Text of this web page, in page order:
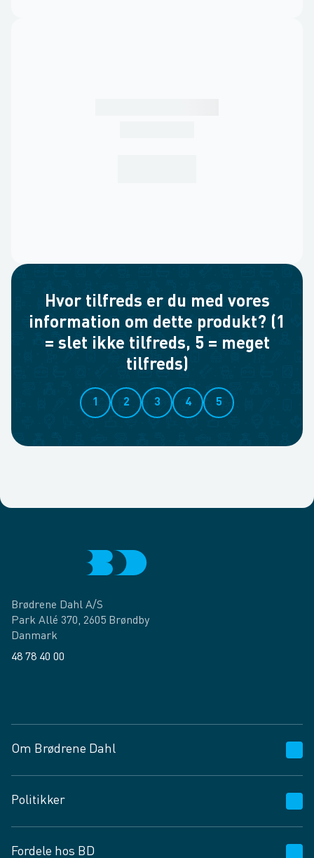
Hvor tilfreds er du med vores
information om dette produkt? (1
= slet ikke tilfreds, 5 = meget
tilfreds)
1 2 3 4 5
Brødrene Dahl A/S
Park Allé 370, 2605 Brøndby
Danmark
48 78 40 00
Om Brødrene Dahl
Vagttelefon 30 10 89 89
Spørgsmål og svar
Job og karriere
Politikker
Fordele hos BD